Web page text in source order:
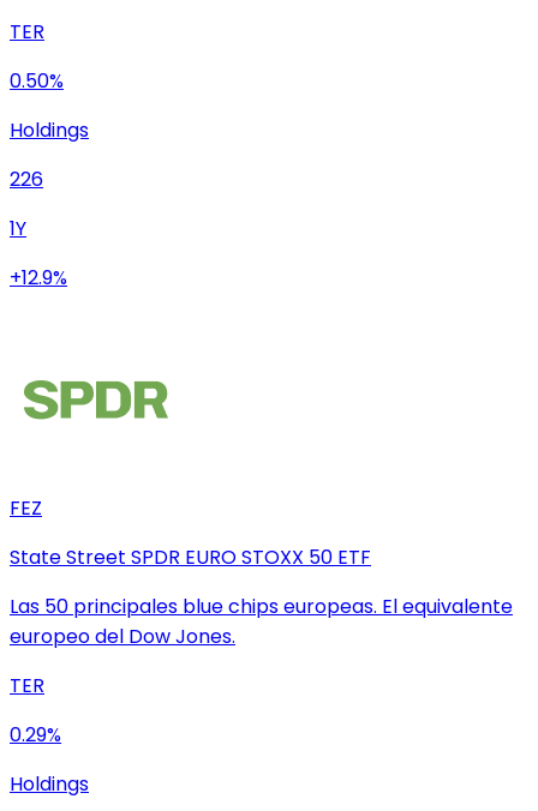
TER
0.50%
Holdings
226
1Y
+12.9%
FEZ
State Street SPDR EURO STOXX 50 ETF
Las 50 principales blue chips europeas. El equivalente
europeo del Dow Jones.
TER
0.29%
Holdings